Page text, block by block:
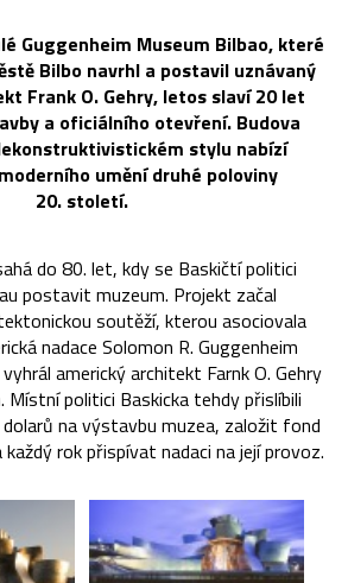
Guggenheim Museum Bilbao, které
Bilbo navrhl a postavil uznávaný
Frank O. Gehry, letos slaví 20 let
a oficiálního otevření. Budova
stylu nabízí
umění druhé poloviny
20. století.
do 80. let, kdy se Baskičtí politici
postavit muzeum. Projekt začal
soutěží, kterou asociovala
nadace Solomon R. Guggenheim
americký architekt Farnk O. Gehry
politici Baskicka tehdy přislíbili
na výstavbu muzea, založit fond
rok přispívat nadaci na její provoz.